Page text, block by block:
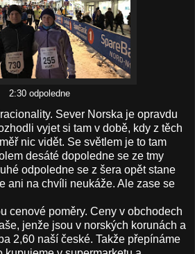
2:30 odpoledne
Sever Norska je opravdu
vyjet si tam v době, kdy z těch
nic vidět. Se světlem je to tam
desáté dopoledne se ze tmy
odpoledne se z šera opět stane
ani na chvíli neukáže. Ale zase se
cenové poměry. Ceny v obchodech
jenže jsou v norských korunách a
2,60 naší české. Takže přepínáme